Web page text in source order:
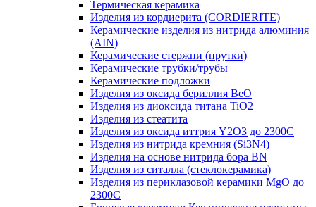
Термическая керамика
Изделия из кордиерита (CORDIERITE)
Керамические изделия из нитрида алюминия
(AIN)
Керамические стержни (прутки)
Керамические трубки/трубы
Керамические подложки
Изделия из оксида бериллия BeO
Изделия из диоксида титана TiO2
Изделия из стеатита
Изделия из оксида иттрия Y2O3 до 2300С
Изделия из нитрида кремния (Si3N4)
Изделия на основе нитрида бора BN
Изделия из ситалла (стеклокерамика)
Изделия из периклазовой керамики MgO до
2300С